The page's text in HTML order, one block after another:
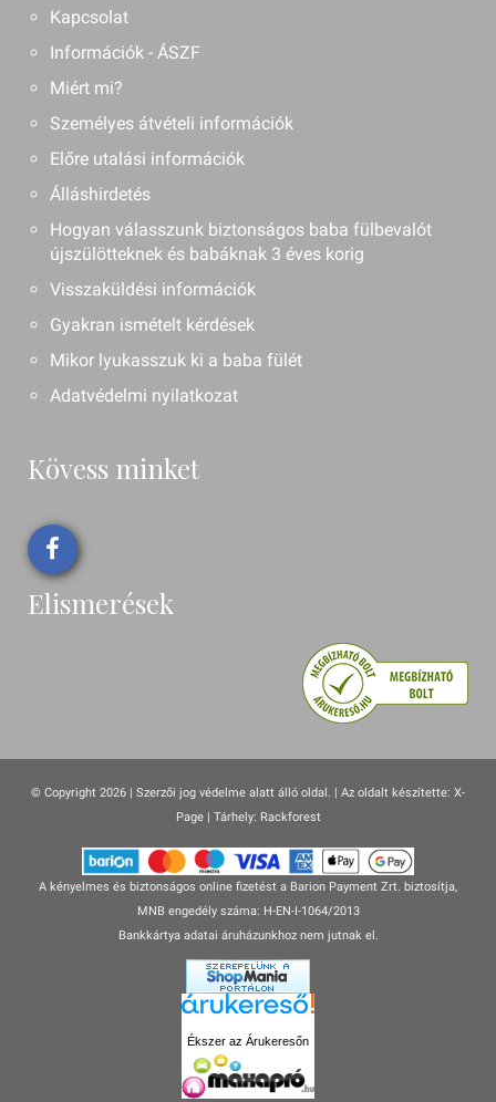
Kapcsolat
Információk - ÁSZF
Miért mi?
Személyes átvételi információk
Előre utalási információk
Álláshirdetés
Hogyan válasszunk biztonságos baba fülbevalót
újszülötteknek és babáknak 3 éves korig
Visszaküldési információk
Gyakran ismételt kérdések
Mikor lyukasszuk ki a baba fülét
Adatvédelmi nyilatkozat
Kövess minket
Elismerések
© Copyright 2026 | Szerzői jog védelme alatt álló oldal. | Az oldalt készítette: X-
Page| Tárhely: Rackforest
A kényelmes és biztonságos online fizetést a Barion Payment Zrt. biztosítja,
MNB engedély száma: H-EN-I-1064/2013
Bankkártya adatai áruházunkhoz nem jutnak el.
Ékszer az Árukeresőn